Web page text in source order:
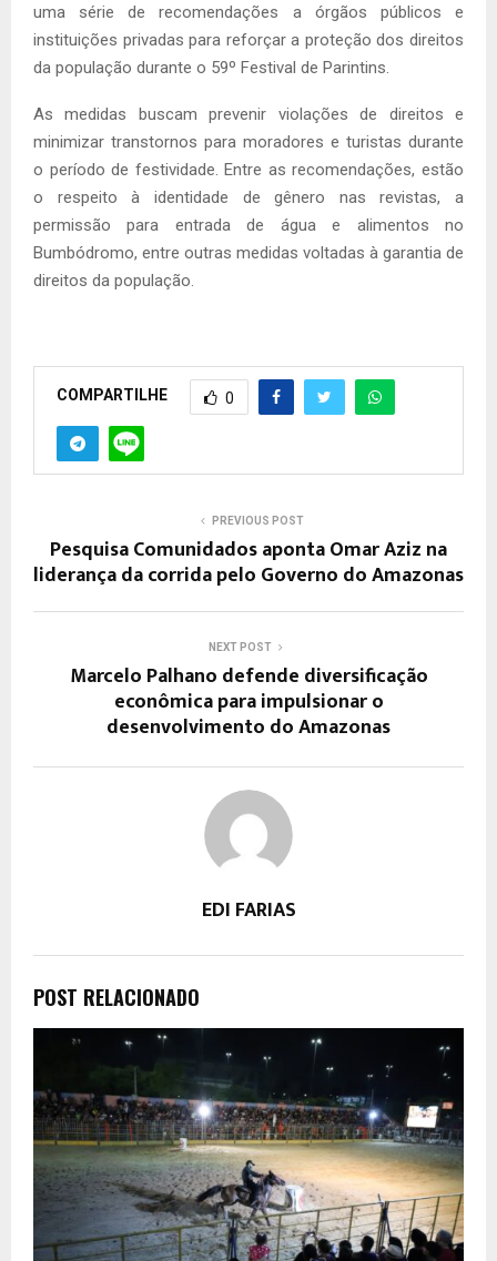
uma série de recomendações a órgãos públicos e
instituições privadas para reforçar a proteção dos direitos
da população durante o 59º Festival de Parintins.
As medidas buscam prevenir violações de direitos e
minimizar transtornos para moradores e turistas durante
o período de festividade. Entre as recomendações, estão
o respeito à identidade de gênero nas revistas, a
permissão para entrada de água e alimentos no
Bumbódromo, entre outras medidas voltadas à garantia de
direitos da população.
COMPARTILHE 0
PREVIOUS POST
Pesquisa Comunidados aponta Omar Aziz na
liderança da corrida pelo Governo do Amazonas
NEXT POST
Marcelo Palhano defende diversificação
econômica para impulsionar o
desenvolvimento do Amazonas
EDI FARIAS
POST RELACIONADO